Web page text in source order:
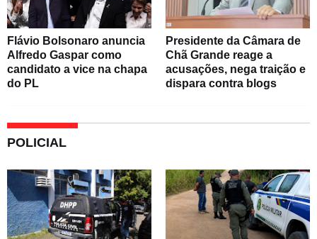
Flávio Bolsonaro anuncia
Alfredo Gaspar como
candidato a vice na chapa
do PL
Presidente da Câmara de
Chã Grande reage a
acusações, nega traição e
dispara contra blogs
POLICIAL